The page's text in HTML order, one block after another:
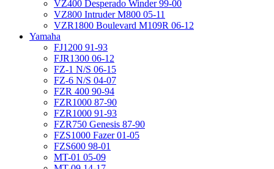
VZ400 Desperado Winder 99-00
VZ800 Intruder M800 05-11
VZR1800 Boulevard M109R 06-12
Yamaha
FJ1200 91-93
FJR1300 06-12
FZ-1 N/S 06-15
FZ-6 N/S 04-07
FZR 400 90-94
FZR1000 87-90
FZR1000 91-93
FZR750 Genesis 87-90
FZS1000 Fazer 01-05
FZS600 98-01
MT-01 05-09